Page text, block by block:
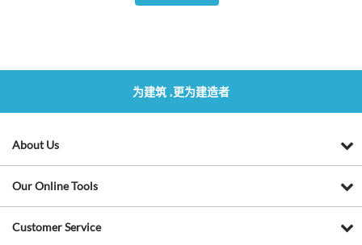
为建筑 ,更为建造者
About Us
Our Online Tools
Customer Service